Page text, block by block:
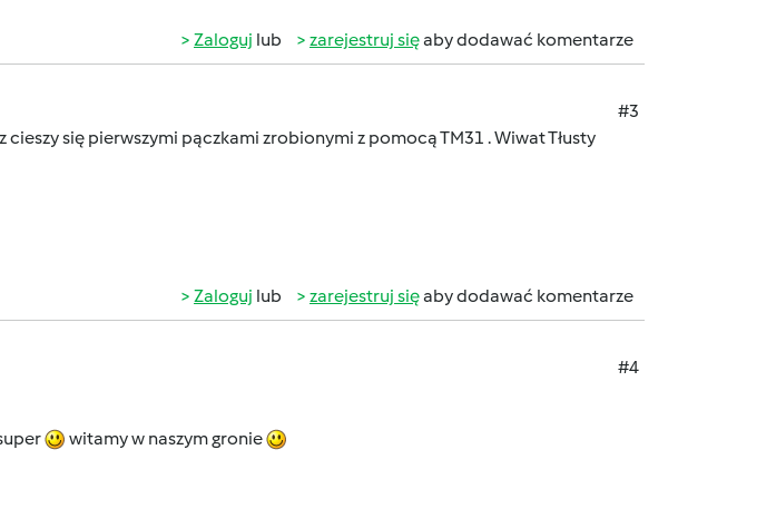
Zaloguj lub zarejestruj sięaby dodawać komentarze
#3
cieszy się pierwszymi pączkami zrobionymi z pomocą TM31 . Wiwat Tłusty
Zaloguj lub zarejestruj sięaby dodawać komentarze
#4
witamy w naszym gronie